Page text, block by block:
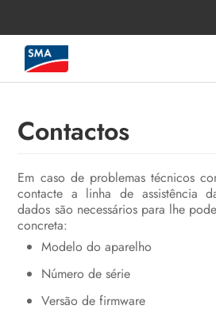
Contactos
Em caso de problemas técnicos
contacte a linha de assistência
dados são necessários para lhe
concreta:
Modelo do aparelho
Número de série
Versão de firmware
Observações
Segurança
Materiais
e meios auxiliares
Apresentação geral
Montagem e
ligação